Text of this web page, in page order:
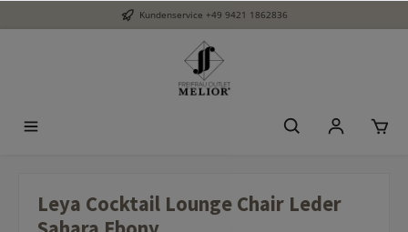
Kundenservice +49 9421 1862836
Leya Cocktail Lounge Chair Leder